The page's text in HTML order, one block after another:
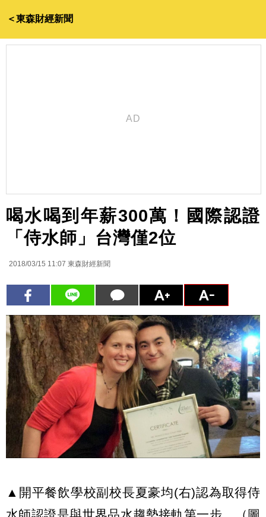
＜東森財經新聞
喝水喝到年薪300萬！國際認證
「侍水師」台灣僅2位
2018/03/15 11:07 東森財經新聞
▲開平餐飲學校副校長夏豪均(右)認為取得侍
水師認證是與世界品水趨勢接軌第一步。（圖